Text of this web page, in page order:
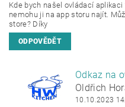
Kde bych našel ovládací
nemohu ji na app storu najít.
store? Díky
ODPOVĚDĚT
OH
Odkaz na
Oldřich
10.10.2023